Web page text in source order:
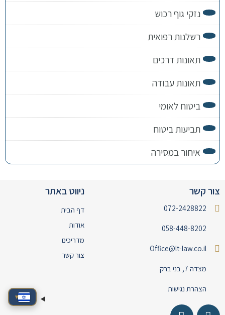
נזקי גוף רכוש
רשלנות רפואית
תאונות דרכים
תאונות עבודה
ביטוח לאומי
תביעות ביטוח
איחור במסירה
צור קשר
072-2428822
058-448-8202
Office@lt-law.co.il
מצדה 7, בני ברק
הצהרת נגישות
ניווט באתר
דף הבית
אודות
מדריכים
צור קשר
▾